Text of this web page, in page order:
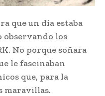
que un día estaba
observando los
No porque soñara
le fascinaban
que, para la
maravillas.